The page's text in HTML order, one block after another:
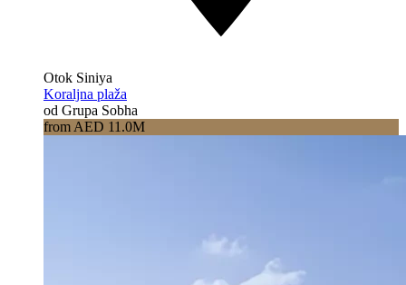
Otok Siniya
Koraljna plaža
od Grupa Sobha
from AED 11.0M